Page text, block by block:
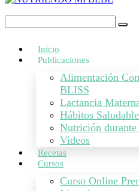
Inicio
Publicaciones
Alimentación
BLISS
Lactancia
Hábitos
Nutrición durante
Videos
Recetas
Cursos
Curso Online